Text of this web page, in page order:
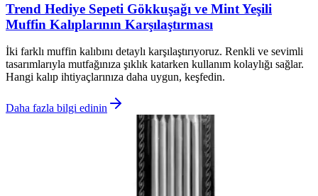
Trend Hediye Sepeti Gökkuşağı ve Mint Yeşili
Muffin Kalıplarının Karşılaştırması
İki farklı muffin kalıbını detaylı karşılaştırıyoruz. Renkli ve sevimli
tasarımlarıyla mutfağınıza şıklık katarken kullanım kolaylığı sağlar.
Hangi kalıp ihtiyaçlarınıza daha uygun, keşfedin.
Daha fazla bilgi edinin